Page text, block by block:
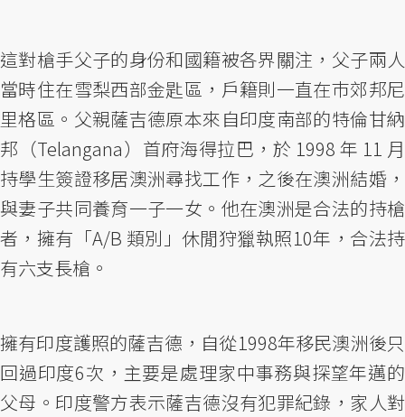
這對槍手父子的身份和國籍被各界關注，父子兩人
當時住在雪梨西部金匙區，戶籍則一直在巿郊邦尼
里格區。父親薩吉德原本來自印度南部的特倫甘納
邦（Telangana）首府海得拉巴，於 1998 年 11 月
持學生簽證移居澳洲尋找工作，之後在澳洲結婚，
與妻子共同養育一子一女。他在澳洲是合法的持槍
者，擁有「A/B 類別」休閒狩獵執照10年，合法持
有六支長槍。
擁有印度護照的薩吉德，自從1998年移民澳洲後只
回過印度6次，主要是處理家中事務與探望年邁的
父母。印度警方表示薩吉德沒有犯罪紀錄，家人對